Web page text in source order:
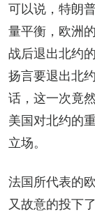
可以说，特朗
量平衡，欧洲
战后退出北约
扬言要退出北
话，这一次竟
美国对北约的
立场。
法国所代表的
又故意的投下